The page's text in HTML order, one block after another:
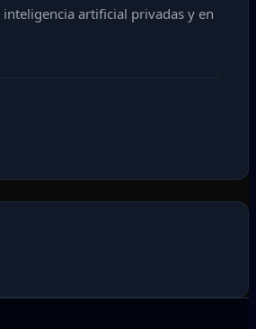
artificial privadas y en